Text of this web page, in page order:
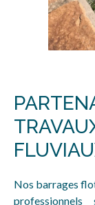
Nos barrages